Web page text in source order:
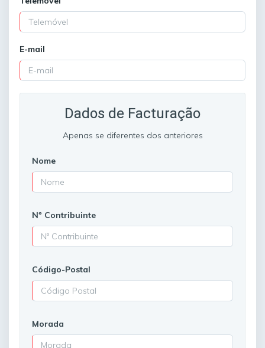
E-mail
Dados de Facturação
Apenas se diferentes dos anteriores
Nome
Nº Contribuinte
Código-Postal
Morada